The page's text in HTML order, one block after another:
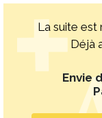
La suite est
Déjà
Envie